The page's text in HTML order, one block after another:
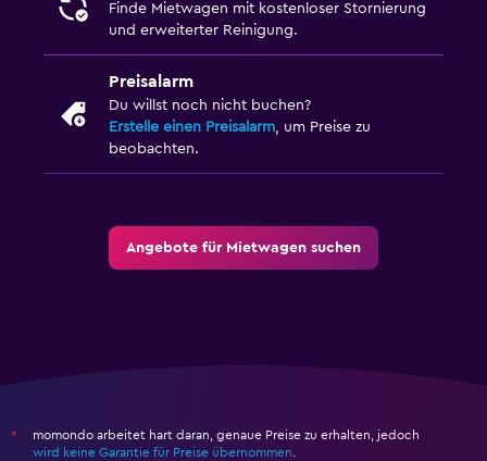
Finde Mietwagen mit kostenloser Stornierung
und erweiterter Reinigung.
Preisalarm
Du willst noch nicht buchen?
Erstelle einen Preisalarm, um Preise zu
beobachten.
Angebote für Mietwagen suchen
*
momondo arbeitet hart daran, genaue Preise zu erhalten, jedoch
wird keine Garantie für Preise übernommen